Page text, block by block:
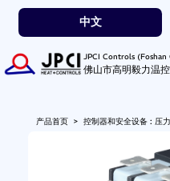
中文
JPCI Controls (Foshan
佛山市高明毅力温
产品首页> 控制器和安全设备 : 压